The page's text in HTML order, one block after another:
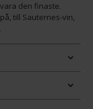
den finaste.
till Sauternes-vin,